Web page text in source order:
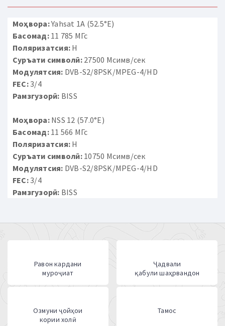
Моҳвора:Yahsat 1A (52.5°E)
Басомад:11 785 МГс
Поляризатсия: H
Суръати символӣ:27500 Мсимв/сек
Модулятсия: DVB-S2/8PSK/MPEG-4/HD
FEC:3/4
Рамзгузорӣ: BISS
Моҳвора:NSS 12 (57.0°E)
Басомад:11 566 МГс
Поляризатсия: H
Суръати символӣ:10750 Мсимв/сек
Модулятсия: DVB-S2/8PSK/MPEG-4/HD
FEC:3/4
Рамзгузорӣ: BISS
Равон кардани
муроҷиат
Ҷадвали
қабули шаҳрвандон
Озмуни ҷойҳои
кории холӣ
Тамос